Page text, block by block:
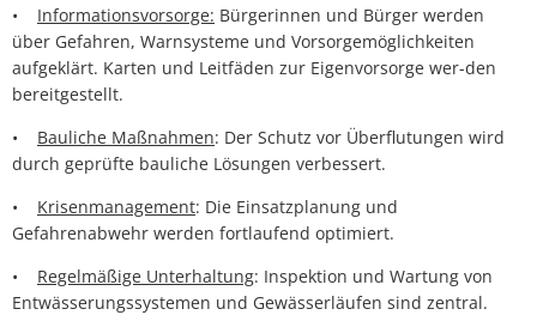
• Informationsvorsorge: Bürgerinnen und Bürger werden
über Gefahren, Warnsysteme und Vorsorgemöglichkeiten
aufgeklärt. Karten und Leitfäden zur Eigenvorsorge wer-den
bereitgestellt.
• Bauliche Maßnahmen: Der Schutz vor Überflutungen wird
durch geprüfte bauliche Lösungen verbessert.
• Krisenmanagement: Die Einsatzplanung und
Gefahrenabwehr werden fortlaufend optimiert.
• Regelmäßige Unterhaltung: Inspektion und Wartung von
Entwässerungssystemen und Gewässerläufen sind zentral.